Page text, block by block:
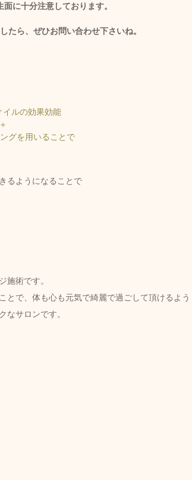
に十分注意しております。
たら、ぜひお問い合わせ下さいね。
イルの効果効能
＋
グを用いることで
るようになることで
施術です。
とで、体も心も元気で綺麗で過ごして頂けるよう
なサロンです。